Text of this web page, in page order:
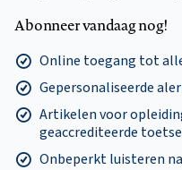
Abonneer vandaag nog!
Online toegang tot
Gepersonaliseerde
Artikelen voor
geaccrediteerde
Onbeperkt luisteren